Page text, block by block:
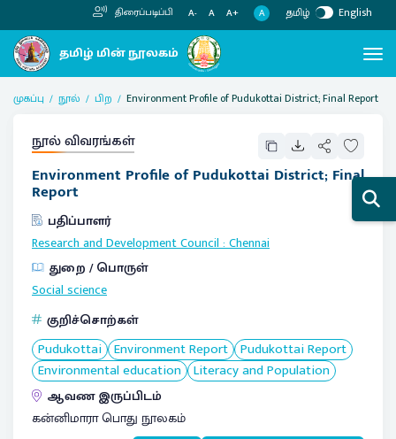
திரைப்படிப்பி A- A A+ A தமிழ் English
முகப்பு நூல் பிற Environment Profile of Pudukottai District; Final Report
நூல் விவரங்கள்
Environment Profile of Pudukottai District; Final
Report
பதிப்பாளர்
Research and Development Council:Chennai
துறை / பொருள்
Social science
குறிச்சொற்கள்
Pudukottai Environment Report Pudukottai Report
Environmental education Literacy and Population
ஆவண இருப்பிடம்
கன்னிமாரா பொது நூலகம்